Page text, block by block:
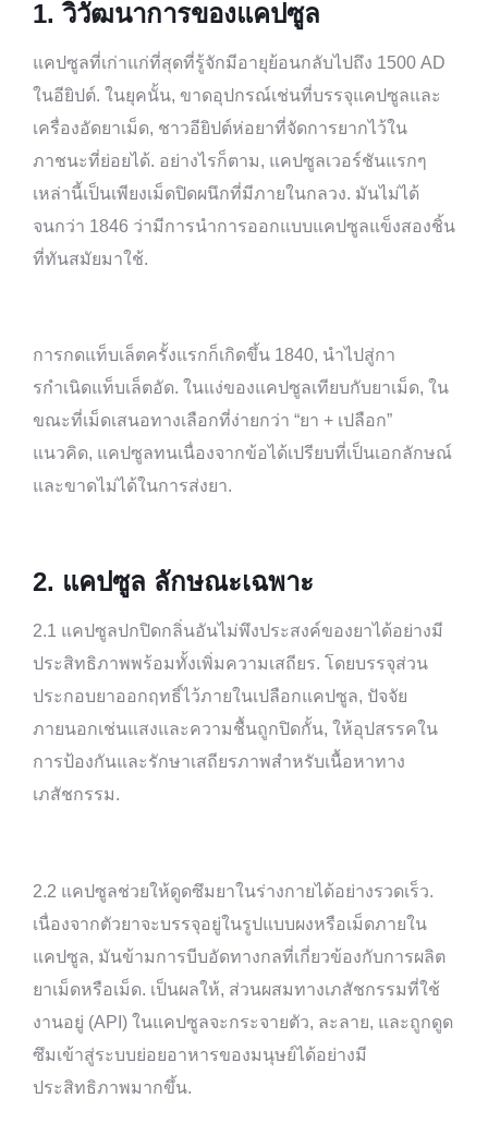
1.วิวัฒนาการของแคปซูล
แคปซูลที่เก่าแก่ที่สุดที่รู้จักมีอายุย้อนกลับไปถึง 1500 AD
ในอียิปต์. ในยุคนั้น, ขาดอุปกรณ์เช่นที่บรรจุแคปซูลและ
เครื่องอัดยาเม็ด, ชาวอียิปต์ห่อยาที่จัดการยากไว้ใน
ภาชนะที่ย่อยได้. อย่างไรก็ตาม, แคปซูลเวอร์ชันแรกๆ
เหล่านี้เป็นเพียงเม็ดปิดผนึกที่มีภายในกลวง. มันไม่ได้
จนกว่า 1846 ว่ามีการนำการออกแบบแคปซูลแข็งสองชิ้น
ที่ทันสมัยมาใช้.
การกดแท็บเล็ตครั้งแรกก็เกิดขึ้น 1840, นำไปสู่กา
รกำเนิดแท็บเล็ตอัด. ในแง่ของแคปซูลเทียบกับยาเม็ด, ใน
ขณะที่เม็ดเสนอทางเลือกที่ง่ายกว่า “ยา + เปลือก”
แนวคิด, แคปซูลทนเนื่องจากข้อได้เปรียบที่เป็นเอกลักษณ์
และขาดไม่ได้ในการส่งยา.
2. แคปซูล ลักษณะเฉพาะ
2.1 แคปซูลปกปิดกลิ่นอันไม่พึงประสงค์ของยาได้อย่างมี
ประสิทธิภาพพร้อมทั้งเพิ่มความเสถียร. โดยบรรจุส่วน
ประกอบยาออกฤทธิ์ไว้ภายในเปลือกแคปซูล, ปัจจัย
ภายนอกเช่นแสงและความชื้นถูกปิดกั้น, ให้อุปสรรคใน
การป้องกันและรักษาเสถียรภาพสำหรับเนื้อหาทาง
เภสัชกรรม.
2.2 แคปซูลช่วยให้ดูดซึมยาในร่างกายได้อย่างรวดเร็ว.
เนื่องจากตัวยาจะบรรจุอยู่ในรูปแบบผงหรือเม็ดภายใน
แคปซูล, มันข้ามการบีบอัดทางกลที่เกี่ยวข้องกับการผลิต
ยาเม็ดหรือเม็ด. เป็นผลให้, ส่วนผสมทางเภสัชกรรมที่ใช้
งานอยู่ (API) ในแคปซูลจะกระจายตัว, ละลาย, และถูกดูด
ซึมเข้าสู่ระบบย่อยอาหารของมนุษย์ได้อย่างมี
ประสิทธิภาพมากขึ้น.